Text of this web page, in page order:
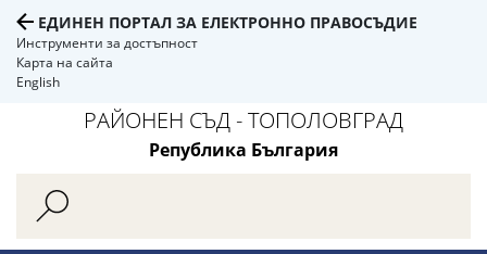
ЕДИНЕН ПОРТАЛ ЗА ЕЛЕКТРОННО ПРАВОСЪДИЕ
Инструменти за достъпност
Карта на сайта
English
РАЙОНЕН СЪД - ТОПОЛОВГРАД
Република България